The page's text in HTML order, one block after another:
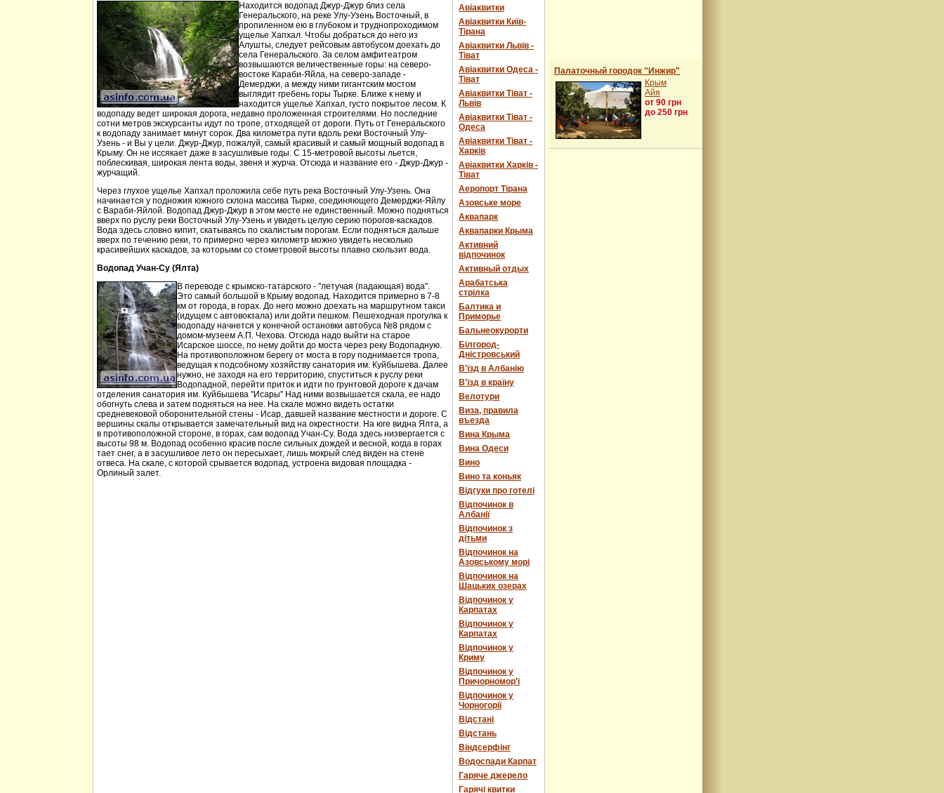
Находится водопад Джур-Джур близ села
Генеральского, на реке Улу-Узень Восточный, в
пропиленном ею в глубоком и труднопроходимом
ущелье Хапхал. Чтобы добраться до него из
Алушты, следует рейсовым автобусом доехать до
села Генеральского. За селом амфитеатром
возвышаются величественные горы: на северо-
востоке Караби-Яйла, на северо-западе -
Демерджи, а между ними гигантским мостом
выглядит гребень горы Тырке. Ближе к нему и
находится ущелье Хапхал, густо покрытое лесом. К
водопаду ведет широкая дорога, недавно проложенная строителями. Но последние
сотни метров экскурсанты идут по тропе, отходящей от дороги. Путь от Генеральского
к водопаду занимает минут сорок. Два километра пути вдоль реки Восточный Улу-
Узень - и Вы у цели. Джур-Джур, пожалуй, самый красивый и самый мощный водопад в
Крыму. Он не иссякает даже в засушливые годы. С 15-метровой высоты льется,
поблескивая, широкая лента воды, звеня и журча. Отсюда и название его - Джур-Джур -
журчащий.
Через глухое ущелье Хапхал проложила себе путь река Восточный Улу-Узень. Она
начинается у подножия южного склона массива Тырке, соединяющего Демерджи-Яйлу
с Вараби-Яйлой. Водопад Джур-Джур в этом месте не единственный. Можно подняться
вверх по руслу реки Восточный Улу-Узень и увидеть целую серию порогов-каскадов.
Вода здесь словно кипит, скатываясь по скалистым порогам. Если подняться дальше
вверх по течению реки, то примерно через километр можно увидеть несколько
красивейших каскадов, за которыми со стометровой высоты плавно скользит вода.
Водопад Учан-Су (Ялта)
В переводе с крымско-татарского - "летучая (падающая) вода".
Это самый большой в Крыму водопад. Находится примерно в 7-8
км от города, в горах. До него можно доехать на маршрутном такси
(идущем с автовокзала) или дойти пешком. Пешеходная прогулка к
водопаду начнется у конечной остановки автобуса №8 рядом с
домом-музеем А.П. Чехова. Отсюда надо выйти на старое
Исарское шоссе, по нему дойти до моста через реку Водопадную.
На противоположном берегу от моста в гору поднимается тропа,
ведущая к подсобному хозяйству санатория им. Куйбышева. Далее
нужно, не заходя на его территорию, спуститься к руслу реки
Водопадной, перейти приток и идти по грунтовой дороге к дачам
отделения санатория им. Куйбышева "Исары" Над ними возвышается скала, ее надо
обогнуть слева и затем подняться на нее. На скале можно видеть остатки
средневековой оборонительной стены - Исар, давшей название местности и дороге. С
вершины скалы открывается замечательный вид на окрестности. На юге видна Ялта, а
в противоположной стороне, в горах, сам водопад Учан-Су. Вода здесь низвергается с
высоты 98 м. Водопад особенно красив после сильных дождей и весной, когда в горах
тает снег, а в засушливое лето он пересыхает, лишь мокрый след виден на стене
отвеса. На скале, с которой срывается водопад, устроена видовая площадка -
Орлиный залет.
Авіаквитки
Авіаквитки Київ-
Тірана
Авіаквитки Львів -
Тіват
Авіаквитки Одеса -
Тіват
Авіаквитки Тіват -
Львів
Авіаквитки Тіват -
Одеса
Авіаквитки Тіват -
Харків
Авіаквитки Харків -
Тіват
Аеропорт Тірана
Азовське море
Аквапарк
Аквапарки Крыма
Активний
відпочинок
Активный отдых
Арабатська
стрілка
Балтика и
Приморье
Бальнеокурорти
Білгород-
Дністровський
В'їзд в Албанію
В'їзд в країну
Велотури
Виза, правила
въезда
Вина Крыма
Вина Одеси
Вино
Вино та коньяк
Відгуки про готелі
Відпочинок в
Албанії
Відпочинок з
дітьми
Відпочинок на
Азовському морі
Відпочинок на
Шацьких озерах
Відпочинок у
Карпатах
Відпочинок у
Карпатах
Відпочинок у
Криму
Відпочинок у
Причорномор'ї
Відпочинок у
Чорногорії
Відстані
Відстань
Віндсерфінг
Водоспади Карпат
Гаряче джерело
Гарячі квитки
Палаточный городок "Инжир"
Крым
Айя
от 90 грн
до 250 грн